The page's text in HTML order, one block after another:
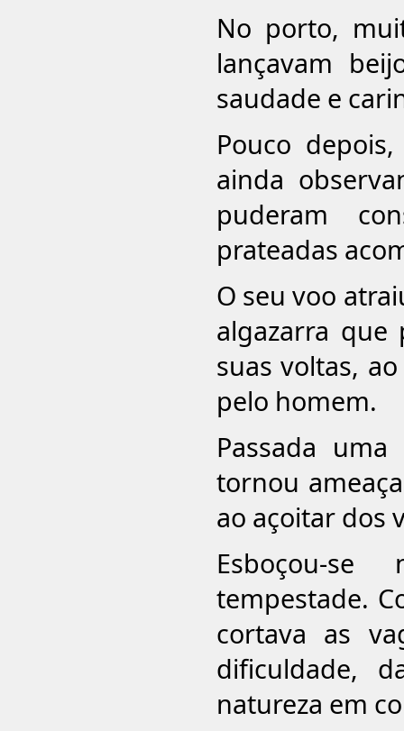
No porto,
lançavam
saudade e
Pouco
ainda
puderam
prateadas
O seu voo
algazarra que
suas voltas,
pelo homem.
Passada
tornou
ao açoitar dos
Esboçou-
tempestade.
cortava as
dificuldade,
natureza em